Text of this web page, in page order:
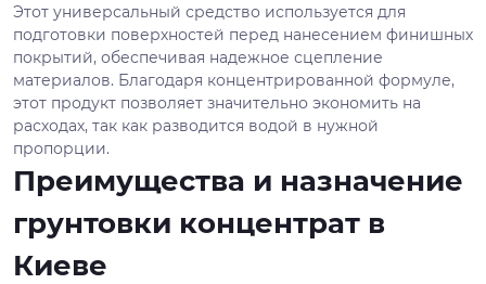
Этот универсальный средство используется для
подготовки поверхностей перед нанесением финишных
покрытий, обеспечивая надежное сцепление
материалов. Благодаря концентрированной формуле,
этот продукт позволяет значительно экономить на
расходах, так как разводится водой в нужной
пропорции.
Преимущества и назначение
грунтовки концентрат в
Киеве